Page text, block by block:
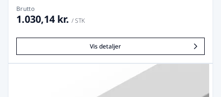
Brutto
1.030,14 kr. / STK
Vis detaljer